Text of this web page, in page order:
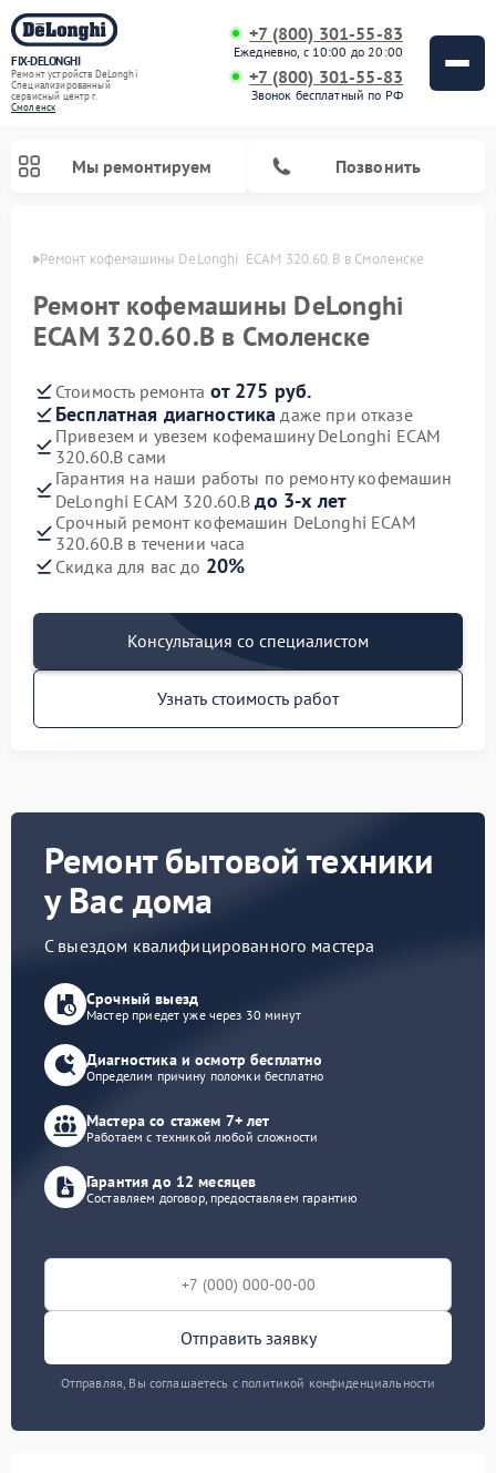
FIX-DELONGHI
Ремонт устройств DeLonghi
Специализированный
cервисный центр г.
Смоленск
+7 (800) 301-55-83
Ежедневно, с 10:00 до 20:00
+7 (800) 301-55-83
Звонок бесплатный по РФ
Мы ремонтируем Позвонить
Ремонт кофемашины DeLonghi  ECAM 320.60.B в Смоленске
Ремонт кофемашины DeLonghi
ECAM 320.60.B в Смоленске
Стоимость ремонта от 275 руб.
Бесплатная диагностика даже при отказе
Привезем и увезем кофемашину DeLonghi ECAM
320.60.B сами
Гарантия на наши работы по ремонту кофемашин
DeLonghi ECAM 320.60.Bдо 3-х лет
Срочный ремонт кофемашин DeLonghi ECAM
320.60.B в течении часа
Скидка для вас до 20%
Консультация со специалистом
Узнать стоимость работ
Ремонт бытовой техники
у Вас дома
С выездом квалифицированного мастера
Срочный выезд
Мастер приедет уже через 30 минут
Диагностика и осмотр бесплатно
Определим причину поломки бесплатно
Мастера со стажем 7+ лет
Работаем с техникой любой сложности
Гарантия до 12 месяцев
Составляем договор, предоставляем гарантию
Отправить заявку
Отправляя, Вы соглашаетесь с политикой конфиденциальности